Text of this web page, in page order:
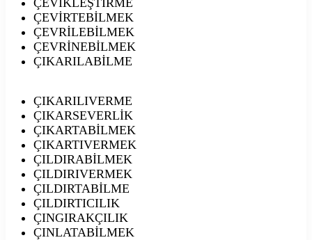
ÇEVİRTEBİLMEK
ÇEVRİLEBİLMEK
ÇEVRİNEBİLMEK
ÇIKARILABİLME
ÇIKARILIVERME
ÇIKARSEVERLİK
ÇIKARTABİLMEK
ÇIKARTIVERMEK
ÇILDIRABİLMEK
ÇILDIRIVERMEK
ÇILDIRTABİLME
ÇILDIRTICILIK
ÇINGIRAKÇILIK
ÇINLATABİLMEK